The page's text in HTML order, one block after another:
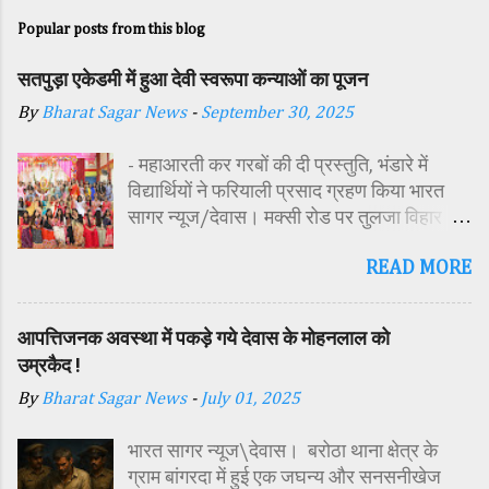
Popular posts from this blog
सतपुड़ा एकेडमी में हुआ देवी स्वरूपा कन्याओं का पूजन
ByBharat Sagar News - September 30, 2025
- महाआरती कर गरबों की दी प्रस्तुति, भंडारे में
विद्यार्थियों ने फरियाली प्रसाद ग्रहण किया भारत
सागर न्यूज/देवास। मक्सी रोड पर तुलजा विहार
पावन अवसर पर कन्या पूजन एवं गरबा महोत्सव का
परिसर में तोरण, रंगोली से आकर्षक साज-सज्जा की
गई। सर्वप्रथम मुख्य अतिथि महिला बाल विकास
विशिष्ट अतिथि शासकीय पॉलिटेक्निक कॉलेज
अध्यक्ष एवं भाजपा जिला अध्यक्ष रायसिंह सेंधव,
स्वास्थ विभाग जिला कार्यक्रम प्रबंधक कामाक्षी दुबे,
READ MORE
आपत्तिजनक अवस्था में पकड़े गये देवास के मोहनलाल को
उम्रकैद !
ByBharat Sagar News - July 01, 2025
भारत सागर न्यूज\देवास। बरोठा थाना क्षेत्र के
ग्राम बांगरदा में हुई एक जघन्य और सनसनीखेज